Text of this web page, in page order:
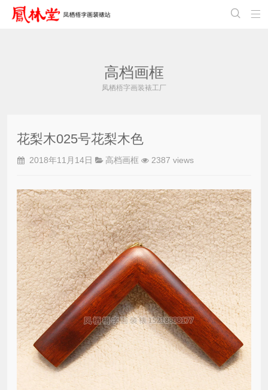


高档画框
凤栖梧字画装裱工厂
花梨木025号花梨木色
2018年11月14日 高档画框 2387 views